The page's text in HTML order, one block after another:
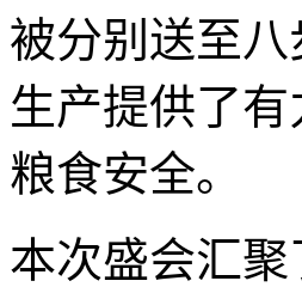
被分别送至
生产提供了
粮食安全。
本次盛会汇